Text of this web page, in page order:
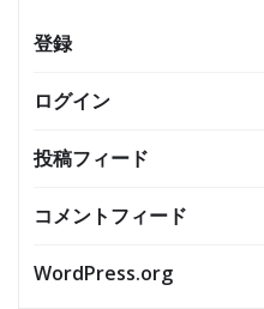
登録
ログイン
投稿フィード
コメントフィード
WordPress.org